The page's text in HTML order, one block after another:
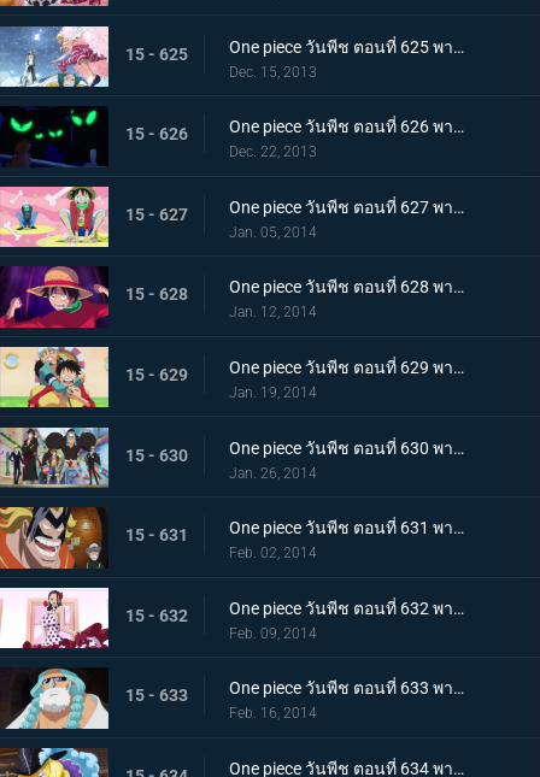
15 - 625 One piece วันพีช ตอนที่ 625 พากย์ไทย ตึงเครียด! อาโอคิยิ ปะทะ โดฟลามิงโก้
Dec. 15, 2013
15 - 626 One piece วันพีช ตอนที่ 626 พากย์ไทย ซีซาร์หายตัวไป! พันธมิตรโจรสลัดจู่โจม
Dec. 22, 2013
15 - 627 One piece วันพีช ตอนที่ 627 พากย์ไทย ลูฟี่ตายในทะเล!? พันธมิตรโจรสลัดแตกหัก
Jan. 05, 2014
15 - 628 One piece วันพีช ตอนที่ 628 พากย์ไทย การพลิกกลับครั้งใหญ่! ลูฟี่ระเบิดหมัดแห่งความโกรธ!!!
Jan. 12, 2014
15 - 629 One piece วันพีช ตอนที่ 629 พากย์ไทย ตะลึง! ข่าวใหญ่ที่สั่นสะเทือนนิวเวิลด์
Jan. 19, 2014
15 - 630 One piece วันพีช ตอนที่ 630 พากย์ไทย ออกผจญภัย! ประเทศแห่งความรัก และ ความรู้สึกแรงกล้า เดรสโรซ่า
Jan. 26, 2014
15 - 631 One piece วันพีช ตอนที่ 631 พากย์ไทย ความบ้าระห่ำที่คอร์ริด้า โคลอสเซียม
Feb. 02, 2014
15 - 632 One piece วันพีช ตอนที่ 632 พากย์ไทย รักสุดอันตราย สาวนักเต้นไวโอเล็ต
Feb. 09, 2014
15 - 633 One piece วันพีช ตอนที่ 633 พากย์ไทย นักสู้ลึกลับสุดแกร่ง! ลูซี่ออกโรงแล้ว
Feb. 16, 2014
One piece วันพีช ตอนที่ 634 พากย์ไทย คุณชายโจรสลัด คาเวนดิช